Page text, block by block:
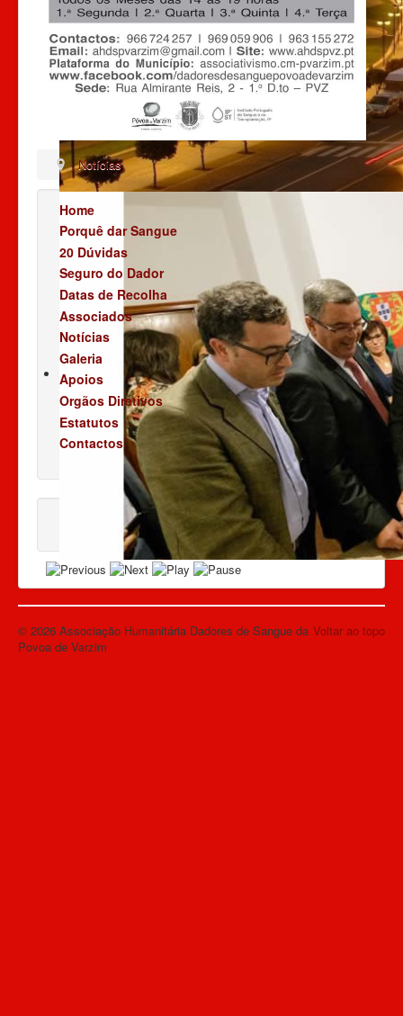
Notícias
Home
Porquê dar Sangue
20 Dúvidas
Seguro do Dador
Datas de Recolha
Associados
Notícias
Galeria
Apoios
Orgãos Diretivos
Estatutos
Contactos
Voltar ao topo
© 2026 Associação Humanitária Dadores de Sangue da
Povoa de Varzim